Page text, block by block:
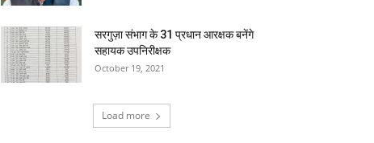
सरगुज़ा संभाग के 31 प्रधान आरक्षक बनेंगे
सहायक उपनिरीक्षक
October 19, 2021
Load more